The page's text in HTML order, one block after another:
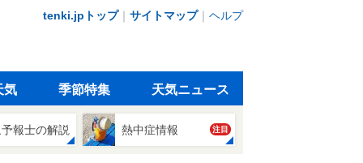
tenki.jpトップ｜ サイトマップ｜ ヘルプ
気 季節特集 天気ニュース
報士の解説 熱中症情報 注目